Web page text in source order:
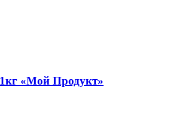
«Мой Продукт»